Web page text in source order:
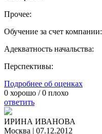
Прочее:
Обучение за счет компании:
Адекватность начальства:
Перспективы:
Подробнее об оценках
0 хорошо /0 плохо
ответить
ИРИНА ИВАНОВА
Москва | 07.12.2012